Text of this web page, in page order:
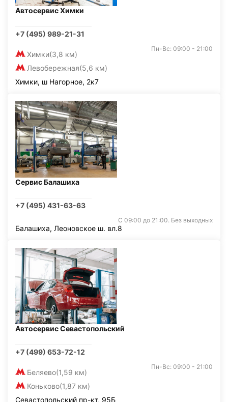
Автосервис Химки
+7 (495) 989-21-31
Химки(3,8 км)
Левобережная(5,6 км)
Пн-Вс: 09:00 - 21:00
Химки, ш Нагорное, 2к7
Сервис Балашиха
+7 (495) 431-63-63
С 09:00 до 21:00. Без выходных
Балашиха, Леоновское ш. вл.8
Автосервис Севастопольский
+7 (499) 653-72-12
Беляево(1,59 км)
Коньково(1,87 км)
Пн-Вс: 09:00 - 21:00
Севастопольский пр-кт, 95Б